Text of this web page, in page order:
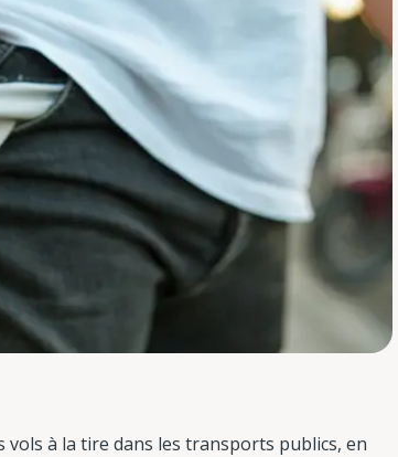
à la tire dans les transports publics, en